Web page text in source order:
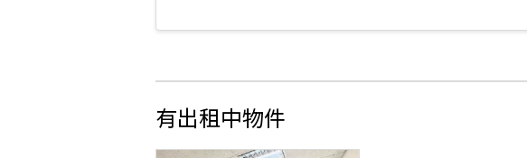
有出租中物件